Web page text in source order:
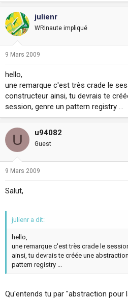
julienr
WRInaute impliqué
9 Mars 2009
hello,
une remarque c'est très crade le
constructeur ainsi, tu devrais te
session, genre un pattern registry ...
U u94082
Guest
9 Mars 2009
Salut,
julienr a dit:
hello,
une remarque c'est très crade le
ainsi, tu devrais te créée une
pattern registry ...
Qu'entends tu par "abstraction pour